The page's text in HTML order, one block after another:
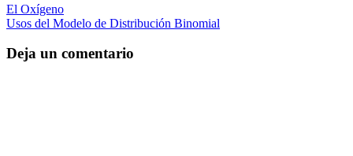
Navegación
de
entradas
El Oxígeno
Usos del Modelo de Distribución Binomial
Deja un comentario